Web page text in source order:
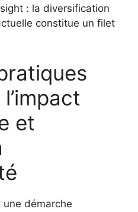
: la diversification
constitue un filet
et
démarche